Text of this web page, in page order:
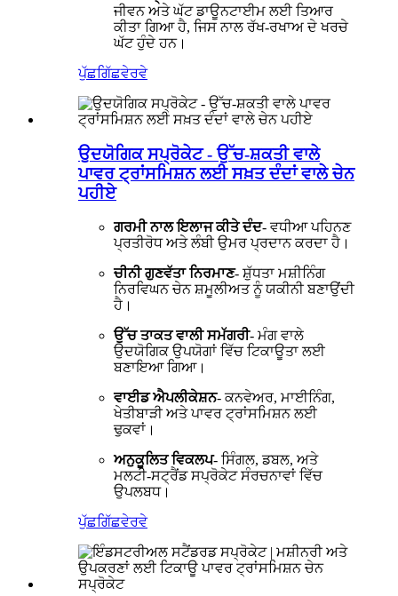
ਜੀਵਨ ਅਤੇ ਘੱਟ ਡਾਊਨਟਾਈਮ ਲਈ ਤਿਆਰ
ਕੀਤਾ ਗਿਆ ਹੈ, ਜਿਸ ਨਾਲ ਰੱਖ-ਰਖਾਅ ਦੇ ਖਰਚੇ
ਘੱਟ ਹੁੰਦੇ ਹਨ।
ਪੁੱਛਗਿੱਛਵੇਰਵੇ
ਉਦਯੋਗਿਕ ਸਪ੍ਰੋਕੇਟ - ਉੱਚ-ਸ਼ਕਤੀ ਵਾਲੇ
ਪਾਵਰ ਟ੍ਰਾਂਸਮਿਸ਼ਨ ਲਈ ਸਖ਼ਤ ਦੰਦਾਂ ਵਾਲੇ ਚੇਨ
ਪਹੀਏ
ਗਰਮੀ ਨਾਲ ਇਲਾਜ ਕੀਤੇ ਦੰਦ- ਵਧੀਆ ਪਹਿਨਣ
ਪ੍ਰਤੀਰੋਧ ਅਤੇ ਲੰਬੀ ਉਮਰ ਪ੍ਰਦਾਨ ਕਰਦਾ ਹੈ।
ਚੀਨੀ ਗੁਣਵੱਤਾ ਨਿਰਮਾਣ- ਸ਼ੁੱਧਤਾ ਮਸ਼ੀਨਿੰਗ
ਨਿਰਵਿਘਨ ਚੇਨ ਸ਼ਮੂਲੀਅਤ ਨੂੰ ਯਕੀਨੀ ਬਣਾਉਂਦੀ
ਹੈ।
ਉੱਚ ਤਾਕਤ ਵਾਲੀ ਸਮੱਗਰੀ- ਮੰਗ ਵਾਲੇ
ਉਦਯੋਗਿਕ ਉਪਯੋਗਾਂ ਵਿੱਚ ਟਿਕਾਊਤਾ ਲਈ
ਬਣਾਇਆ ਗਿਆ।
ਵਾਈਡ ਐਪਲੀਕੇਸ਼ਨ- ਕਨਵੇਅਰ, ਮਾਈਨਿੰਗ,
ਖੇਤੀਬਾੜੀ ਅਤੇ ਪਾਵਰ ਟ੍ਰਾਂਸਮਿਸ਼ਨ ਲਈ
ਢੁਕਵਾਂ।
ਅਨੁਕੂਲਿਤ ਵਿਕਲਪ- ਸਿੰਗਲ, ਡਬਲ, ਅਤੇ
ਮਲਟੀ-ਸਟ੍ਰੈਂਡ ਸਪ੍ਰੋਕੇਟ ਸੰਰਚਨਾਵਾਂ ਵਿੱਚ
ਉਪਲਬਧ।
ਪੁੱਛਗਿੱਛਵੇਰਵੇ